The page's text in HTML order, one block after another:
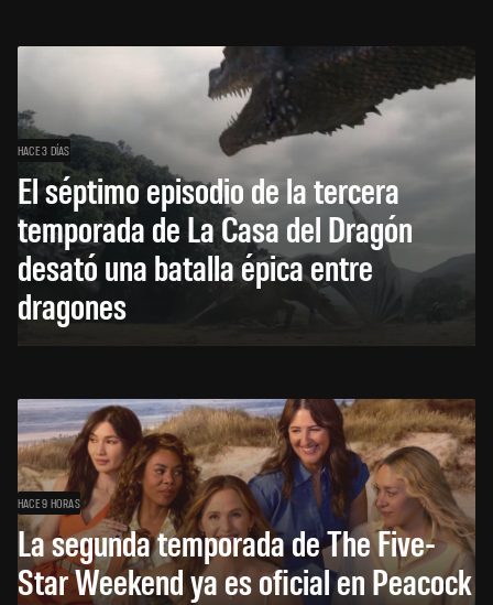
HACE 3 DÍAS
El séptimo episodio de la tercera
temporada de La Casa del Dragón
desató una batalla épica entre
dragones
HACE 9 HORAS
La segunda temporada de The Five-
Star Weekend ya es oficial en Peacock